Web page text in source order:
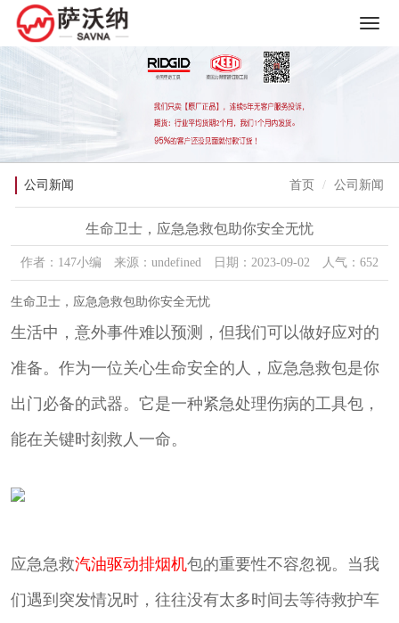
公司新闻 首页 公司新闻
生命卫士，应急急救包助你安全无忧
作者：147小编 来源：undefined 日期：2023-09-02 人气：652
生命卫士，应急急救包助你安全无忧
生活中，意外事件难以预测，但我们可以做好应对的
准备。作为一位关心生命安全的人，应急急救包是你
出门必备的武器。它是一种紧急处理伤病的工具包，
能在关键时刻救人一命。
应急急救汽油驱动排烟机包的重要性不容忽视。当我
们遇到突发情况时，往往没有太多时间去等待救护车